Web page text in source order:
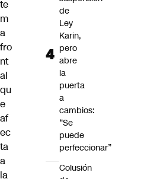
te
m
a
fro
nt
al
qu
e
af
ec
ta
a
la
de
Ley
Karin,
pero
abre
la
puerta
a
cambios:
“Se
puede
perfeccionar”
Colusión